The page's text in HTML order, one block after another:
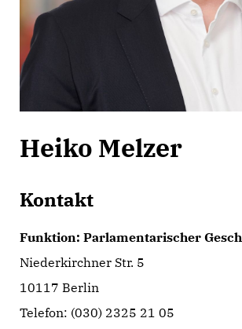
Heiko Melzer
Kontakt
Funktion: Parlamentarischer
Niederkirchner Str. 5
10117 Berlin
Telefon: (030) 2325 21 05